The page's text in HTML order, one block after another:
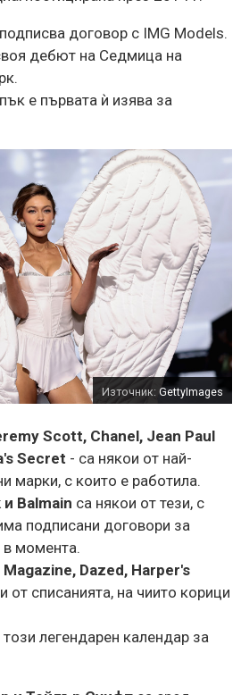
договор с IMG Models.
дебют на Седмица на
е първата ѝ изява за
Източник: GettyImages
Scott, Chanel, Jean Paul
Secret - са някои от най-
марки, с които е работила.
Balmain са някои от тези, с
подписани договори за
момента.
Dazed, Harper's
от списанията, на чиито корици
този легендарен календар за